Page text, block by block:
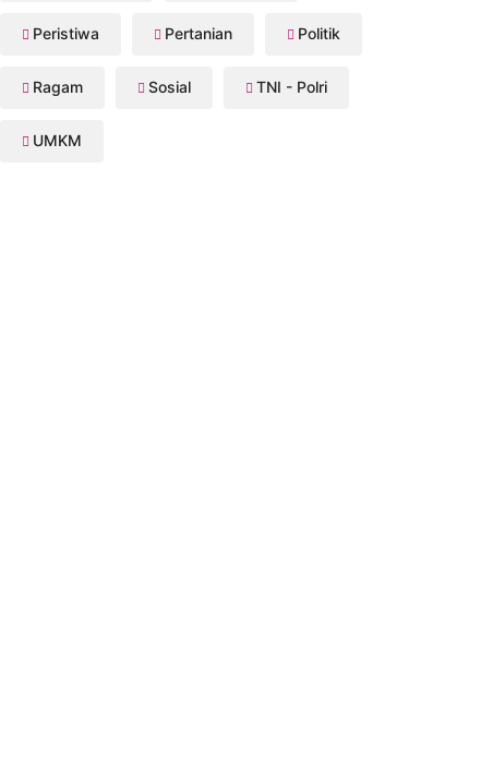
Peristiwa Pertanian Politik
Ragam Sosial TNI - Polri
UMKM